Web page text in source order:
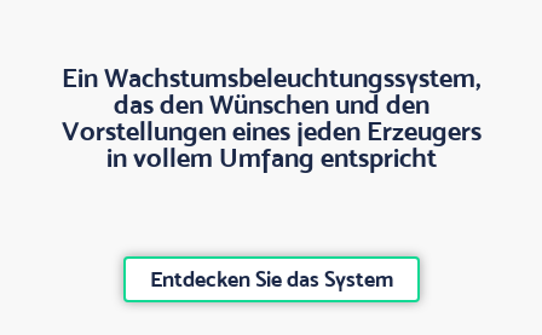
Ein Wachstumsbeleuchtungssystem,
das den Wünschen und den
Vorstellungen eines jeden Erzeugers
in vollem Umfang entspricht
Entdecken Sie das System